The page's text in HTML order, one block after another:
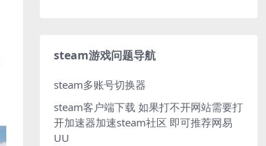
steam游戏问题导航
steam多账号切换器
steam客户端下载 如果打不开网站需要打
开加速器加速steam社区 即可推荐网易
UU